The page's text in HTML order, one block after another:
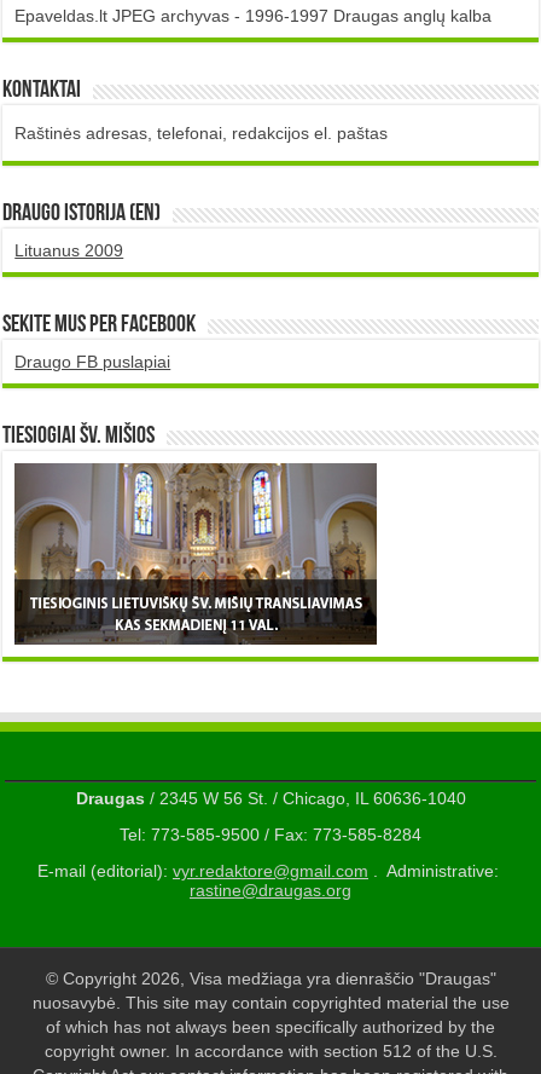
Epaveldas.lt JPEG archyvas - 1996-1997 Draugas anglų kalba
Kontaktai
Raštinės adresas, telefonai, redakcijos el. paštas
DRAUGO istorija (EN)
Lituanus 2009
Sekite mus per Facebook
Draugo FB puslapiai
TIESIOGIAI šv. MIŠIOS
Draugas/ 2345 W 56 St. / Chicago, IL 60636-1040
Tel: 773-585-9500 / Fax: 773-585-8284
E-mail (editorial): vyr.redaktore@gmail.com . Administrative:
rastine@draugas.org
© Copyright 2026, Visa medžiaga yra dienraščio "Draugas"
nuosavybė. This site may contain copyrighted material the use
of which has not always been specifically authorized by the
copyright owner. In accordance with section 512 of the U.S.